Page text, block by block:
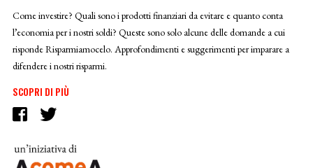
Come investire? Quali sono i prodotti finanziari da evitare e quanto conta
l’economia per i nostri soldi? Queste sono solo alcune delle domande a cui
risponde Risparmiamocelo. Approfondimenti e suggerimenti per imparare a
difendere i nostri risparmi.
SCOPRI DI PIÙ